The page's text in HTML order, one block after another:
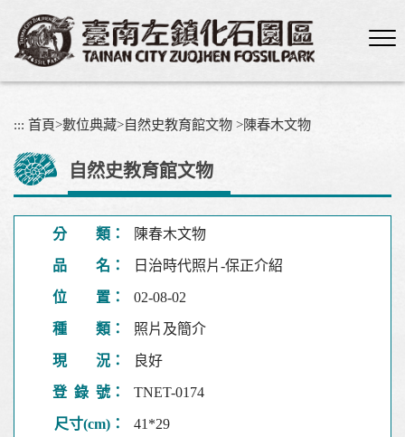
內
::: 首頁>數位典藏>自然史教育館文物 >陳春木文物
自然史教育館文物
分 類： 陳春木文物
品 名： 日治時代照片-保正介紹
位 置： 02-08-02
種 類： 照片及簡介
現 況： 良好
登 錄 號： TNET-0174
尺寸(cm)： 41*29